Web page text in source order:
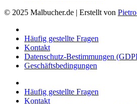
© 2025 Malbucher.de | Erstellt von
Häufig gestellte Fragen
Kontakt
Datenschutz-Bestimmungen
Geschäftsbedingungen
Häufig gestellte Fragen
Kontakt